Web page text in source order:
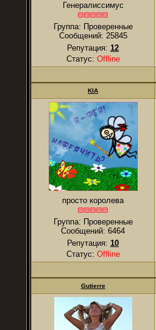
Генералиссимус
Группа: Проверенные
Сообщений: 25845
Репутация: 12
Статус: Offline
KIA
просто королева
Группа: Проверенные
Сообщений: 6464
Репутация: 10
Статус: Offline
Gutierre